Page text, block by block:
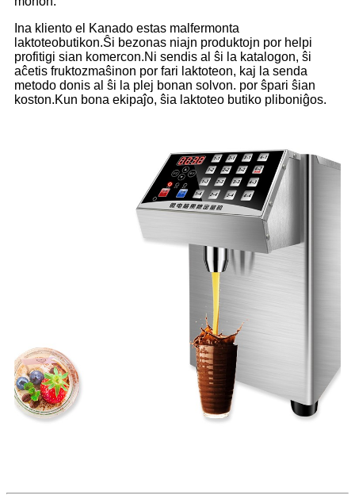
Ina kliento el Kanado estas malfermonta
laktoteobutikon.Ŝi bezonas niajn produktojn por helpi
profitigi sian komercon.Ni sendis al ŝi la katalogon, ŝi
aĉetis fruktozmaŝinon por fari laktoteon, kaj la senda
metodo donis al ŝi la plej bonan solvon. por ŝpari ŝian
koston.Kun bona ekipaĵo, ŝia laktoteo butiko pliboniĝos.